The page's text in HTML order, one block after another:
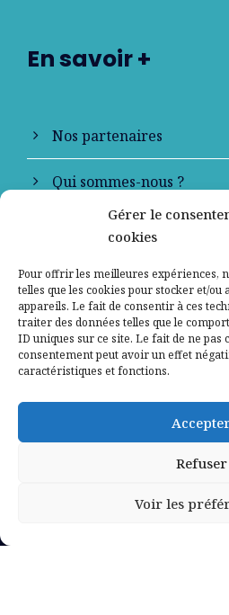
Gérer le
cookies
Pour offrir les meilleures expériences,
telles que les cookies pour stocker et/
appareils. Le fait de consentir à ces
traiter des données telles que le
ID uniques sur ce site. Le fait de ne
consentement peut avoir un effet
caractéristiques et fonctions.
Refuser
Voir les
En savoir +
Nos partenaires
Qui sommes-nous ?
Contactez-nous
Mentions légales
Politique de